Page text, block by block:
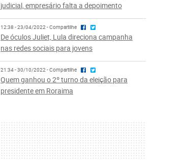
judicial, empresário falta a depoimento
12:38 - 23/04/2022 - Compartilhe
De óculos Juliet, Lula direciona campanha
nas redes sociais para jovens
21:34 - 30/10/2022 - Compartilhe
Quem ganhou o 2º turno da eleição para
presidente em Roraima